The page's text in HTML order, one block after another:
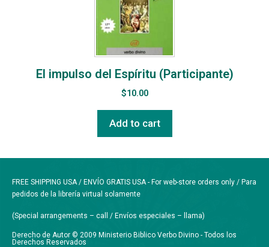
El impulso del Espíritu (Participante)
$10.00
Add to cart
FREE SHIPPING USA / ENVÍO GRATIS USA - For web-store orders only / Para
pedidos de la librería virtual solamente
(Special arrangements – call / Envíos especiales – llama)
Derecho de Autor © 2009 Ministerio Biblico Verbo Divino - Todos los
Derechos Reservados